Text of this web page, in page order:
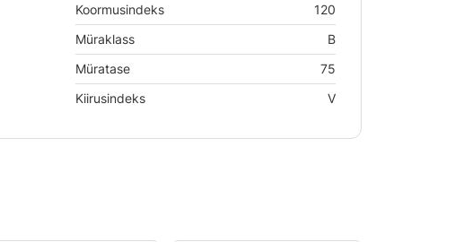
Koormusindeks
120
Müraklass
B
Müratase
75
Kiirusindeks
V